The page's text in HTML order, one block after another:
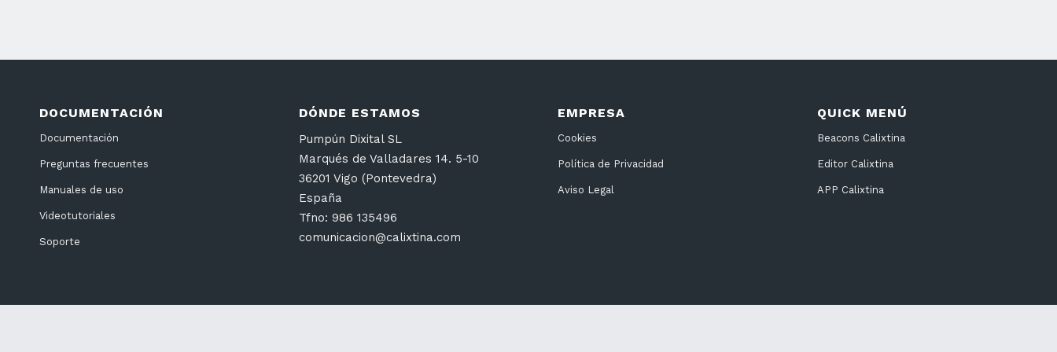
DOCUMENTACIÓN
Documentación
Preguntas frecuentes
Manuales de uso
Videotutoriales
Soporte
DÓNDE ESTAMOS
Pumpún Dixital SL
Marqués de Valladares 14. 5-10
36201 Vigo (Pontevedra)
España
Tfno: 986 135496
comunicacion@calixtina.com
EMPRESA
Cookies
Política de Privacidad
Aviso Legal
QUICK MENÚ
Beacons Calixtina
Editor Calixtina
APP Calixtina